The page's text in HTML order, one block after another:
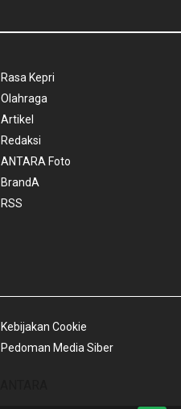
Rasa Kepri
Olahraga
Artikel
Redaksi
ANTARA Foto
BrandA
RSS
Kebijakan Cookie
Pedoman Media Siber